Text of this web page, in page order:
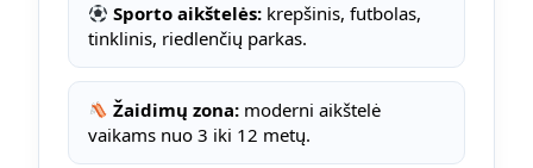
Sporto aikštelės: krepšinis, futbolas,
tinklinis, riedlenčių parkas.
Žaidimų zona: moderni aikštelė
vaikams nuo 3 iki 12 metų.